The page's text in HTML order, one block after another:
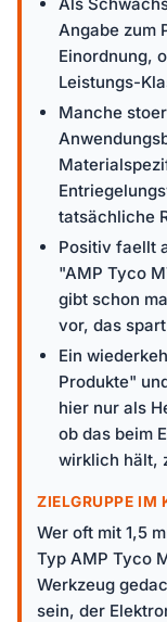
Angabe zum
Einordnung,
Leistungs-
Manche
tatsächliche
Positiv faellt
"AMP Tyco
gibt schon
vor, das
Ein
Produkte"
hier nur als
ob das beim
wirklich hält,
ZIELGRUPPE IM
Wer oft mit 1,5
Typ AMP Tyco
Werkzeug
sein, der